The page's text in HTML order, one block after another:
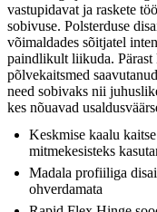
vastupidavat ja raskete
sobivuse. Polsterduse
võimaldades sõitjatel
paindlikult liikuda. Pärast
põlvekaitsmed
need sobivaks nii
kes nõuavad
Keskmise kaalu
mitmekesisteks
Madala profiiliga
ohverdamata